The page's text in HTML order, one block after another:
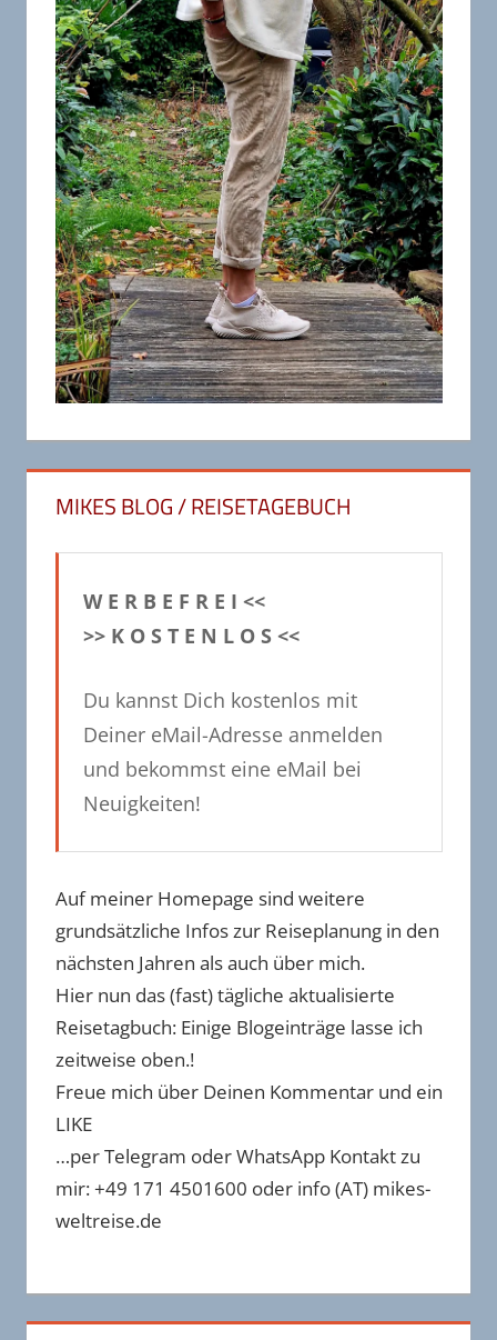
MIKES BLOG / REISETAGEBUCH
W E R B E F R E I <<
>> K O S T E N L O S <<
Du kannst Dich kostenlos mit
Deiner eMail-Adresse anmelden
und bekommst eine eMail bei
Neuigkeiten!
Auf meiner Homepage sind weitere
grundsätzliche Infos zur Reiseplanung in den
nächsten Jahren als auch über mich.
Hier nun das (fast) tägliche aktualisierte
Reisetagbuch: Einige Blogeinträge lasse ich
zeitweise oben.!
Freue mich über Deinen Kommentar und ein
LIKE
…per Telegram oder WhatsApp Kontakt zu
mir: +49 171 4501600 oder info (AT) mikes-
weltreise.de